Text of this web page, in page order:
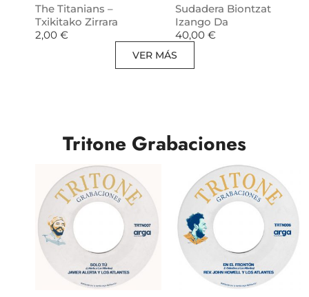
The Titanians –
Txikitako Zirrara
2,00 €
Sudadera Biontzat
Izango Da
40,00 €
VER MÁS
Tritone Grabaciones